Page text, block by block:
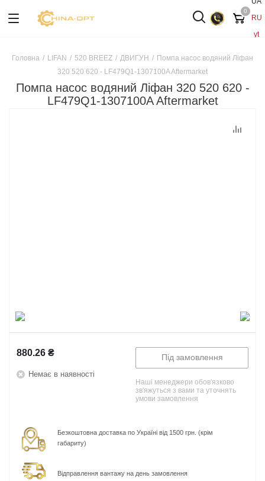
RU
yt
0
Головна / LIFAN / 520 BREEZ / ДВИГУН / Помпа насос водяний Ліфан
320 520 620 - LF479Q1-1307100A Aftermarket
Помпа насос водяний Ліфан 320 520 620 -
LF479Q1-1307100A Aftermarket
880.26 ₴
Немає в наявності
Під замовлення
Наші менеджери обов'язково
зв'яжуться з вами та уточнять
умови замовлення
Безкоштовна доставка по Україні від 1500 грн. (крім
габариту)
Відправлення вантажу на день замовлення